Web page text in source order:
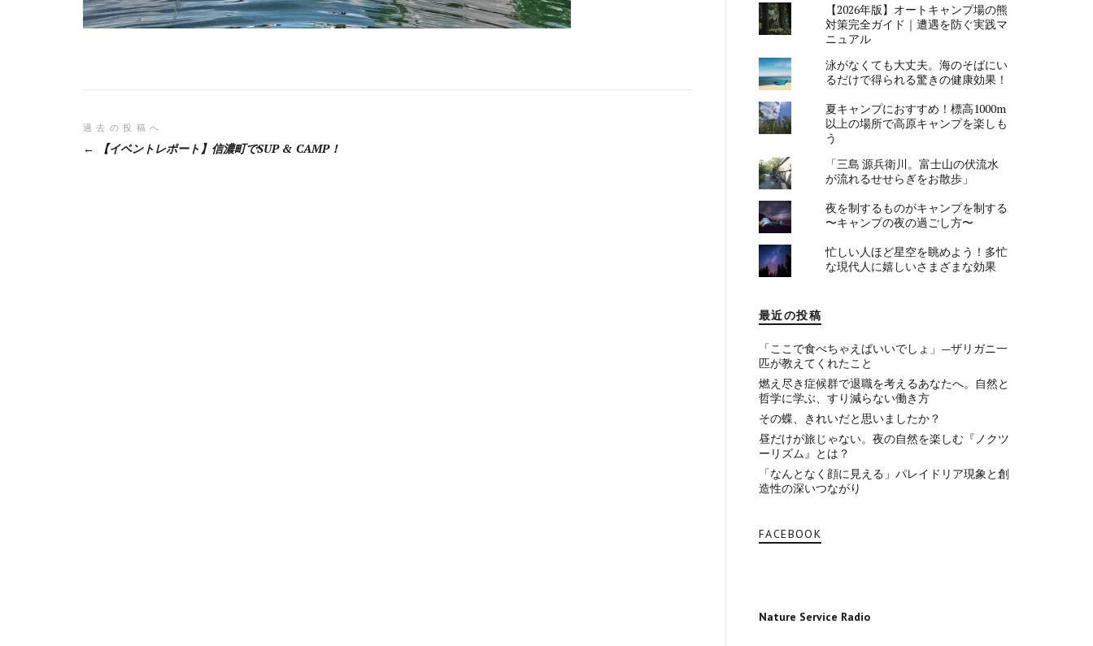
投
稿
過去の投稿へ
【イベントレポート】信濃町でSUP & CAMP！
【2026年版】オートキャンプ場の熊
対策完全ガイド｜遭遇を防ぐ実践マ
ニュアル
泳がなくても大丈夫。海のそばにい
るだけで得られる驚きの健康効果！
夏キャンプにおすすめ！標高1000m
以上の場所で高原キャンプを楽しも
う
「三島 源兵衛川。富士山の伏流水
が流れるせせらぎをお散歩」
夜を制するものがキャンプを制する
〜キャンプの夜の過ごし方〜
忙しい人ほど星空を眺めよう！多忙
な現代人に嬉しいさまざまな効果
最近の投稿
「ここで食べちゃえばいいでしょ」—ザリガニ一
匹が教えてくれたこと
燃え尽き症候群で退職を考えるあなたへ。自然と
哲学に学ぶ、すり減らない働き方
その蝶、きれいだと思いましたか？
昼だけが旅じゃない。夜の自然を楽しむ『ノクツ
ーリズム』とは？
「なんとなく顔に見える」パレイドリア現象と創
造性の深いつながり
FACEBOOK
Nature Service Radio